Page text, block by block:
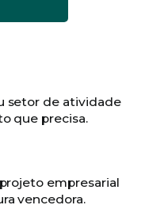
setor de atividade
que precisa.
empresarial
vencedora.